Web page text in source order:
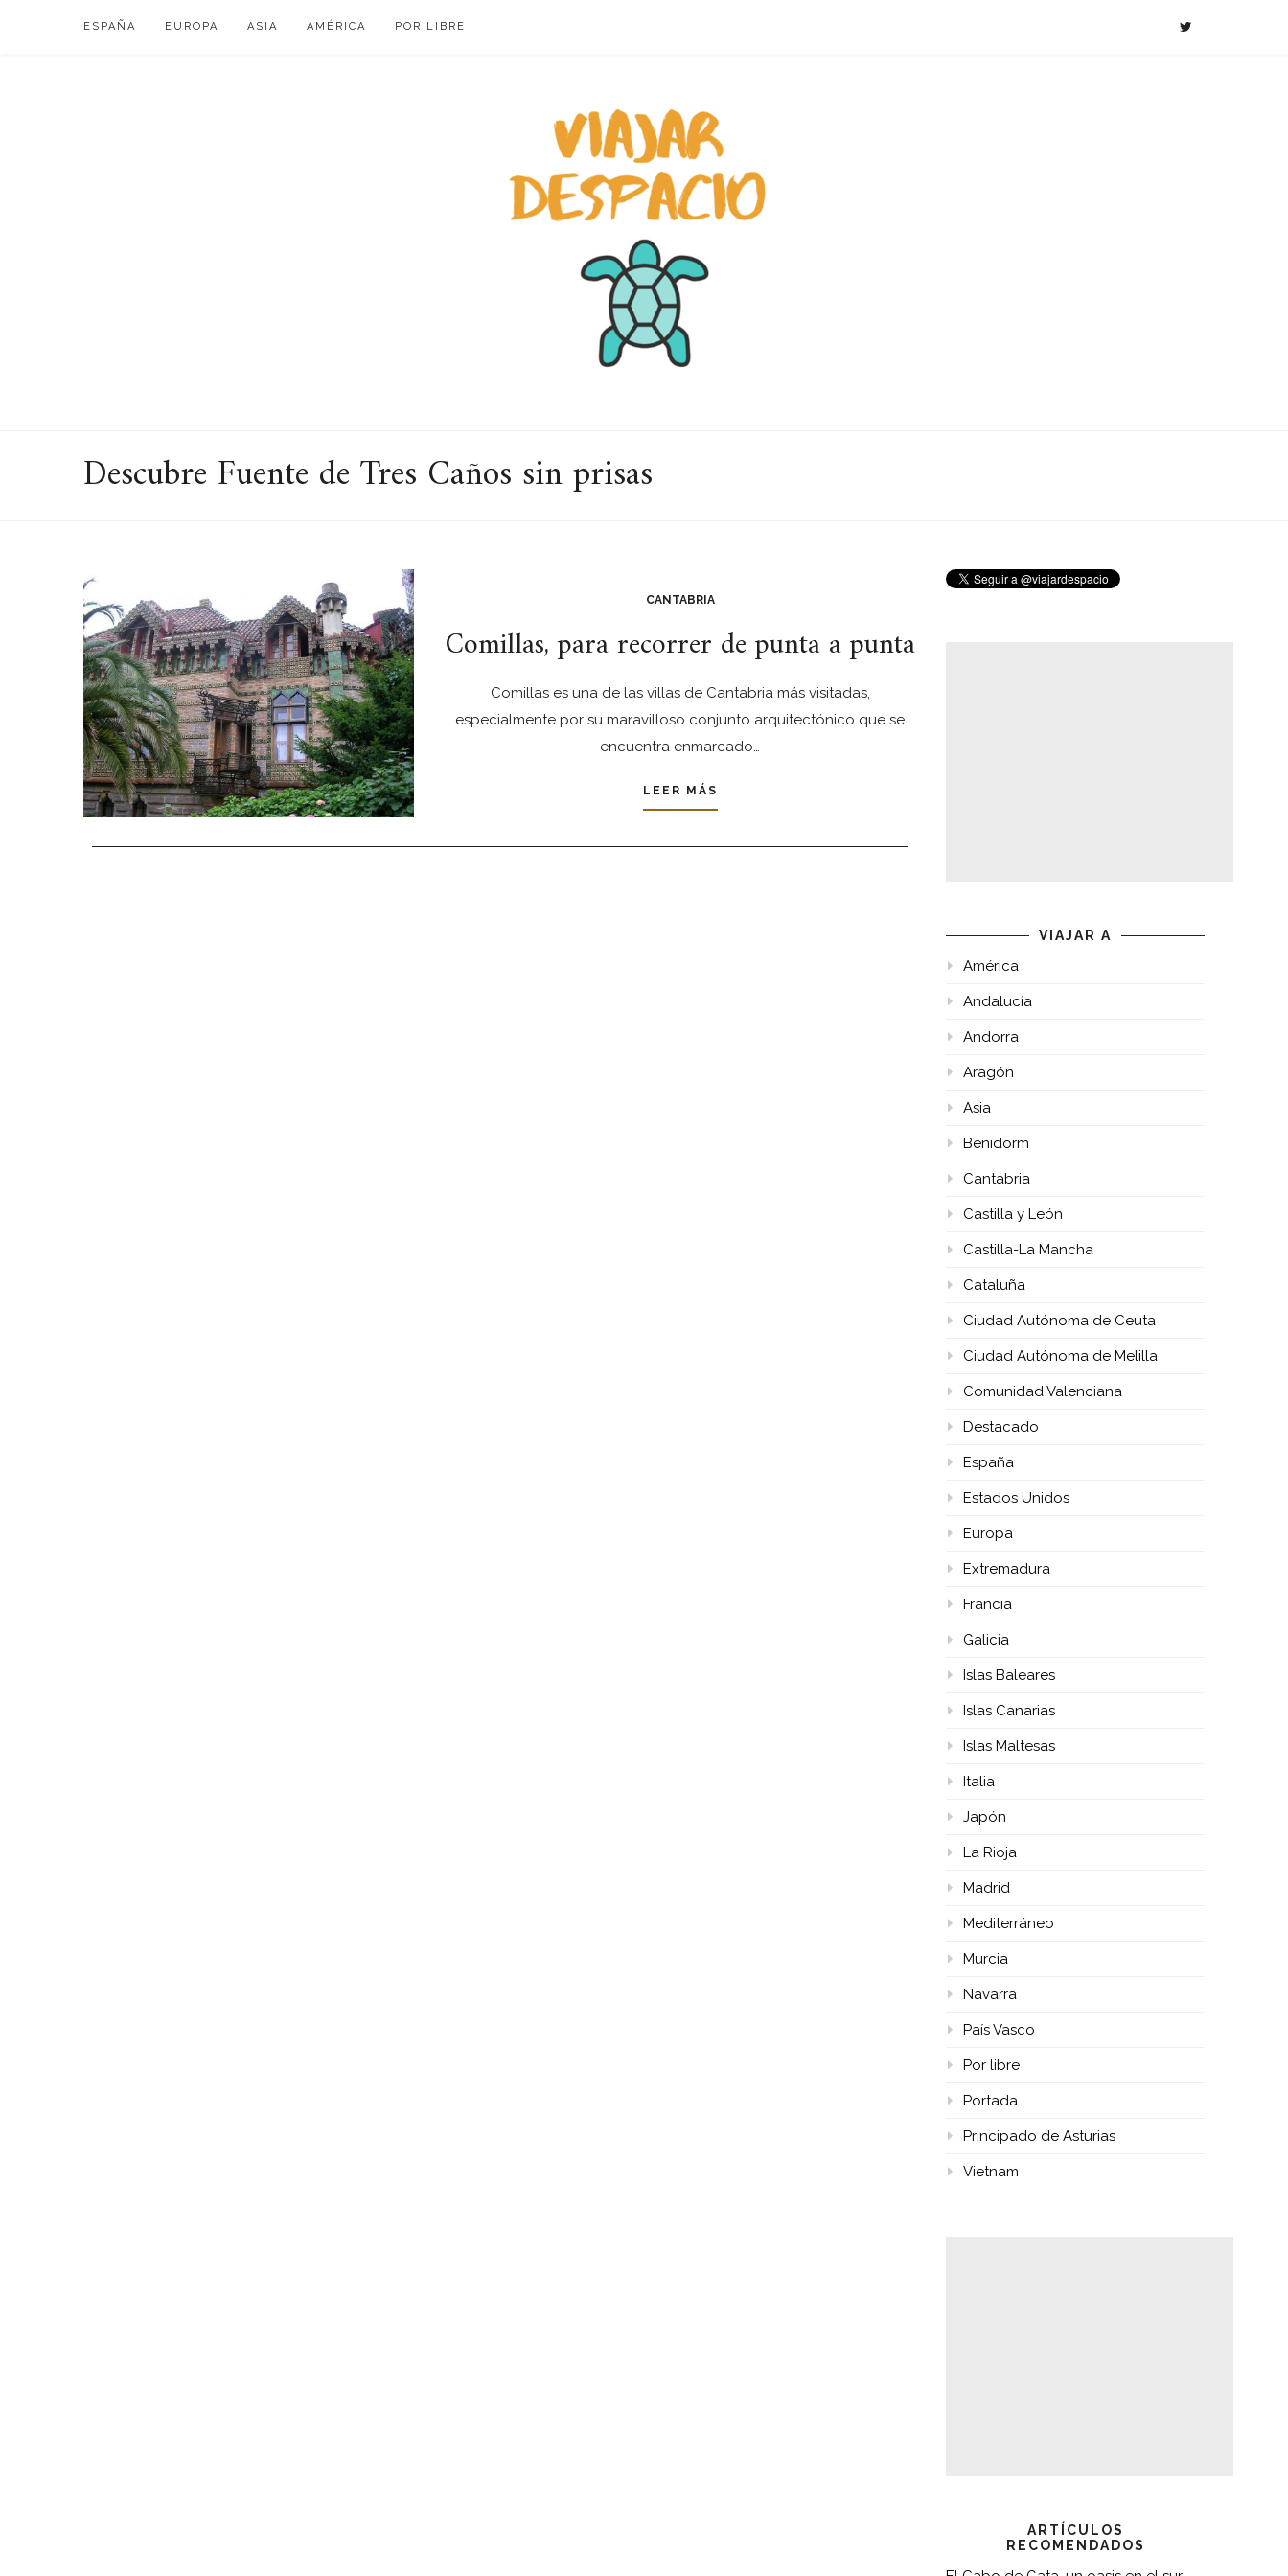
ESPAÑA EUROPA ASIA AMÉRICA POR LIBRE
Descubre Fuente de Tres Caños sin prisas
CANTABRIA
Comillas, para recorrer de punta a punta
Comillas es una de las villas de Cantabria más visitadas,
especialmente por su maravilloso conjunto arquitectónico que se
encuentra enmarcado…
LEER MÁS
VIAJAR A
América
Andalucía
Andorra
Aragón
Asia
Benidorm
Cantabria
Castilla y León
Castilla-La Mancha
Cataluña
Ciudad Autónoma de Ceuta
Ciudad Autónoma de Melilla
Comunidad Valenciana
Destacado
España
Estados Unidos
Europa
Extremadura
Francia
Galicia
Islas Baleares
Islas Canarias
Islas Maltesas
Italia
Japón
La Rioja
Madrid
Mediterráneo
Murcia
Navarra
País Vasco
Por libre
Portada
Principado de Asturias
Vietnam
ARTÍCULOS
RECOMENDADOS